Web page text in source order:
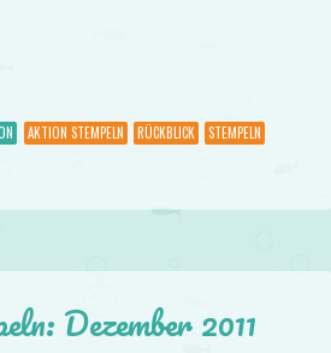
AKTION STEMPELN RÜCKBLICK
STEMPELN
Dezember 2011